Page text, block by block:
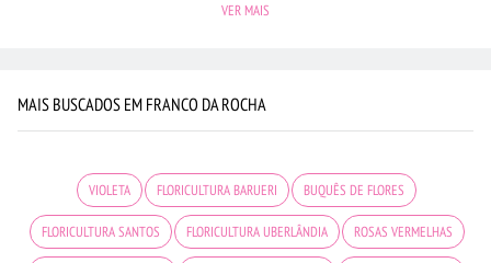
VER MAIS
MAIS BUSCADOS EM FRANCO DA ROCHA
VIOLETA FLORICULTURA BARUERI BUQUÊS DE FLORES
FLORICULTURA SANTOS FLORICULTURA UBERLÂNDIA ROSAS VERMELHAS